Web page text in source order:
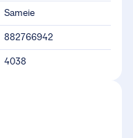
Sameie
882766942
4038